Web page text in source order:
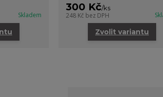
Skladem
300 Kč/ks
248 Kč bez DPH
Zvolit variantu